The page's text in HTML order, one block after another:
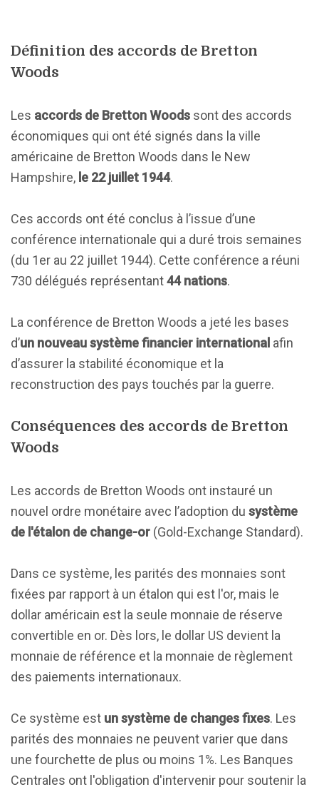
Définition des accords de Bretton
Woods
Les accords de Bretton Woods sont des accords
économiques qui ont été signés dans la ville
américaine de Bretton Woods dans le New
Hampshire, le 22 juillet 1944.
Ces accords ont été conclus à l’issue d’une
conférence internationale qui a duré trois semaines
(du 1er au 22 juillet 1944). Cette conférence a réuni
730 délégués représentant44 nations.
La conférence de Bretton Woods a jeté les bases
d’un nouveau système financier international afin
d’assurer la stabilité économique et la
reconstruction des pays touchés par la guerre.
Conséquences des accords de Bretton
Woods
Les accords de Bretton Woods ont instauré un
nouvel ordre monétaire avec l’adoption du système
de l'étalon de change-or (Gold-Exchange Standard).
Dans ce système, les parités des monnaies sont
fixées par rapport à un étalon qui est l'or, mais le
dollar américain est la seule monnaie de réserve
convertible en or. Dès lors, le dollar US devient la
monnaie de référence et la monnaie de règlement
des paiements internationaux.
Ce système est un système de changes fixes. Les
parités des monnaies ne peuvent varier que dans
une fourchette de plus ou moins 1%. Les Banques
Centrales ont l'obligation d'intervenir pour soutenir la